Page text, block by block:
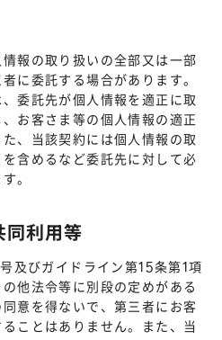
報の取り扱いの全部又は一部
に委託する場合があります。
委託先が個人情報を適正に取
お客さま等の個人情報の適正
、当該契約には個人情報の取
含めるなど委託先に対して必
。
同利用等
及びガイドライン第15条第1項
他法令等に別段の定めがある
意を得ないで、第三者にお客
ことはありません。また、当